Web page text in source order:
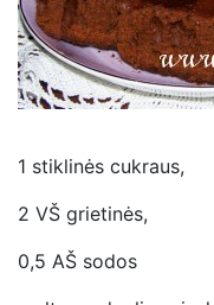
1 stiklinės cukraus,
2 VŠ grietinės,
0,5 AŠ sodos